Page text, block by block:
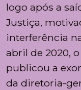
logo após a
Justiça,
interferência
abril de 2020,
publicou a
da diretoria-